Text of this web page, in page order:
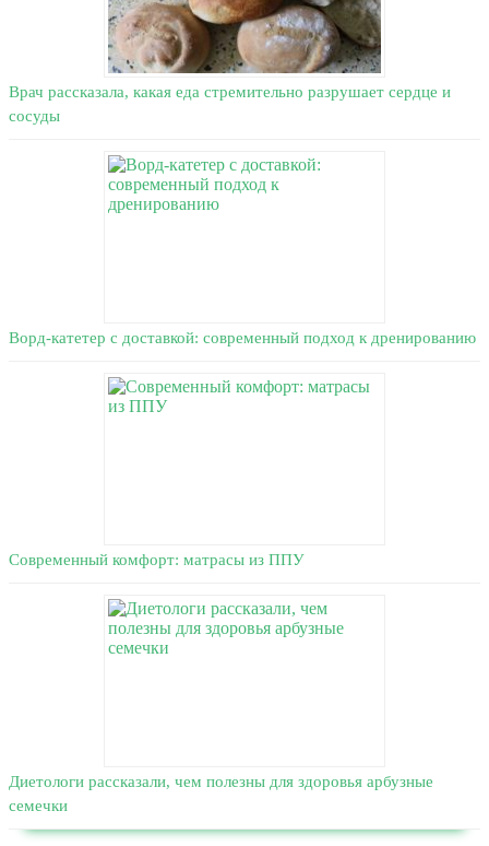
Врач рассказала, какая еда стремительно разрушает сердце и
сосуды
Ворд-катетер c доставкой: современный подход к дренированию
Современный комфорт: матрасы из ППУ
Диетологи рассказали, чем полезны для здоровья арбузные
семечки